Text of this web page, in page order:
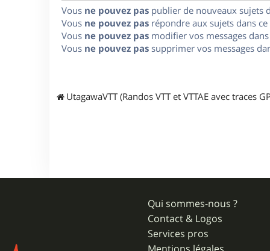
Vous ne pouvez pas publier de nouveaux sujets
Vous ne pouvez pas répondre aux sujets dans
Vous ne pouvez pas modifier vos messages
Vous ne pouvez pas supprimer vos messages
UtagawaVTT (Randos VTT et VTTAE avec traces
Qui sommes-nous ?
Contact & Logos
Services pros